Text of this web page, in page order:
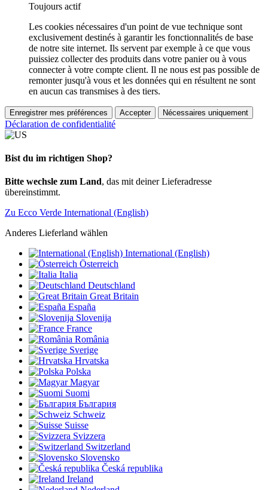
Toujours actif
Les cookies nécessaires d'un point de vue technique sont
exclusivement destinés à garantir les fonctionnalités de base
de notre site internet. Ils servent par exemple à ce que vous
puissiez collecter des produits dans votre panier ou à vous
connecter à votre compte client. Il ne nous est pas possible de
remonter jusqu'à vous et les données qui en résultent ne sont
en aucun cas transmises à des tiers.
Enregistrer mes préférences Accepter Nécessaires uniquement
Déclaration de confidentialité
Bist du im richtigen Shop?
Bitte wechsle zum Land, das mit deiner Lieferadresse
übereinstimmt.
Zu Ecco Verde International (English)
Anderes Lieferland wählen
International (English)
Österreich
Italia
Deutschland
Great Britain
España
Slovenija
France
România
Sverige
Hrvatska
Polska
Magyar
Suomi
България
Schweiz
Suisse
Svizzera
Switzerland
Slovensko
Česká republika
Ireland